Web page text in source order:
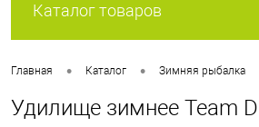
Каталог товаров
Главная • Каталог • Зимняя рыбалка
Удилище зимнее Team